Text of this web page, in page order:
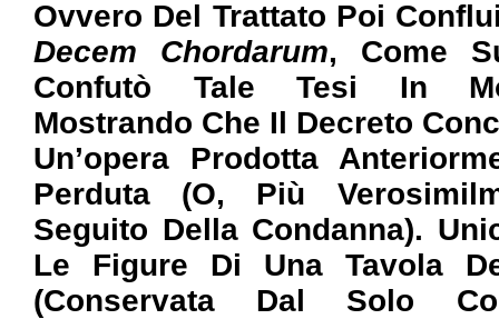
Ovvero Del Trattato Poi
Decem Chordarum, Come
Confutò Tale Tesi In
Mostrando Che Il Decreto
Un’opera Prodotta
Perduta (o, Più
Seguito Della Condanna).
Le Figure Di Una Tavola
(conservata Dal Solo